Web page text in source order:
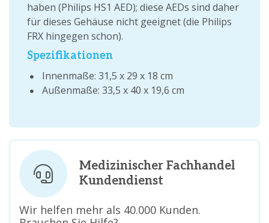
haben (Philips HS1 AED); diese AEDs sind daher
für dieses Gehäuse nicht geeignet (die Philips
FRX hingegen schon).
Spezifikationen
Innenmaße: 31,5 x 29 x 18 cm
Außenmaße: 33,5 x 40 x 19,6 cm
Medizinischer Fachhandel
Kundendienst
Wir helfen mehr als 40.000 Kunden.